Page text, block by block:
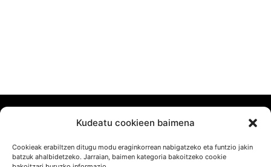
Kudeatu cookieen baimena
Cookieak erabiltzen ditugu modu eraginkorrean nabigatzeko eta funtzio jakin
batzuk ahalbidetzeko. Jarraian, baimen kategoria bakoitzeko cookie